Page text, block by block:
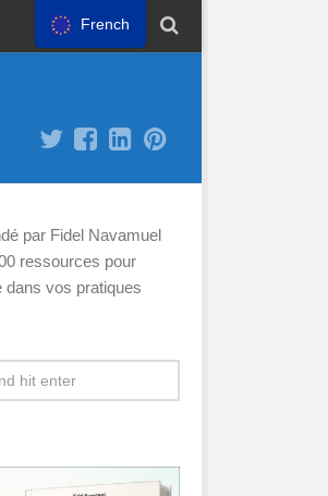
par Fidel Navamuel
ressources pour
dans vos pratiques
French